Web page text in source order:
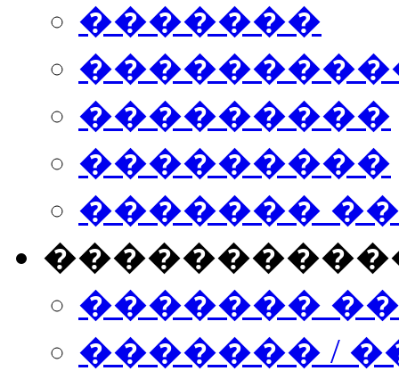
�������
���������
���������
�������
�������
������� /